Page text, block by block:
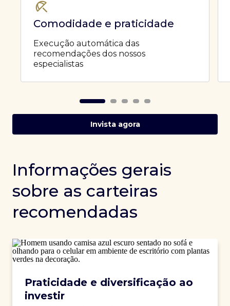
Comodidade e praticidade
Execução automática das
recomendações dos nossos
especialistas
Invista agora
Informações gerais
sobre as carteiras
recomendadas
Praticidade e diversificação ao
investir